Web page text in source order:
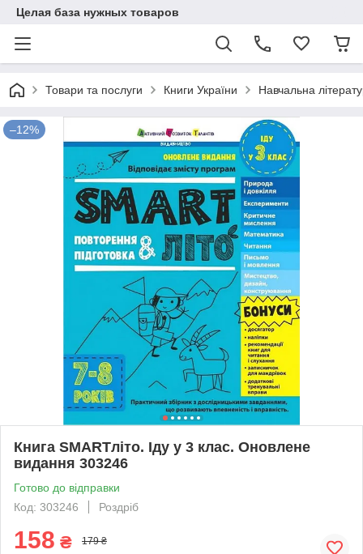
Целая база нужных товаров
Товари та послуги Книги України Навчальна
–12%
Книга SMARTліто. Іду у 3 клас. Оновлене
видання 303246
Готово до відправки
Код: 303246
Роздріб
158 ₴ 179 ₴